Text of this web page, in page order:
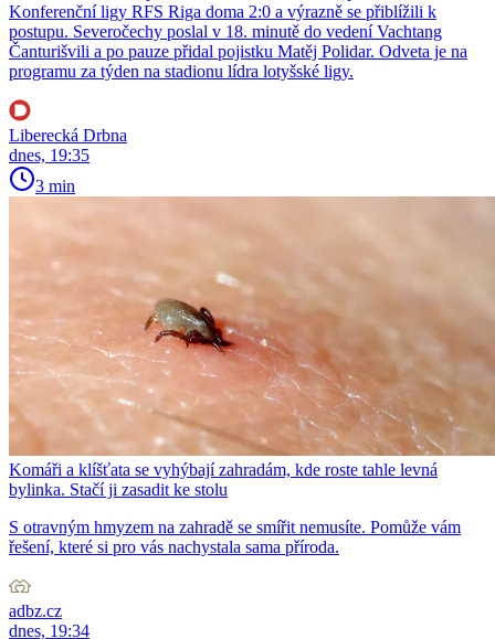
Konferenční ligy RFS Riga doma 2:0 a výrazně se přiblížili k
postupu. Severočechy poslal v 18. minutě do vedení Vachtang
Čanturišvili a po pauze přidal pojistku Matěj Polidar. Odveta je na
programu za týden na stadionu lídra lotyšské ligy.
Liberecká Drbna
dnes, 19:35
3 min
Komáři a klíšťata se vyhýbají zahradám, kde roste tahle levná
bylinka. Stačí ji zasadit ke stolu
S otravným hmyzem na zahradě se smířit nemusíte. Pomůže vám
řešení, které si pro vás nachystala sama příroda.
adbz.cz
dnes, 19:34